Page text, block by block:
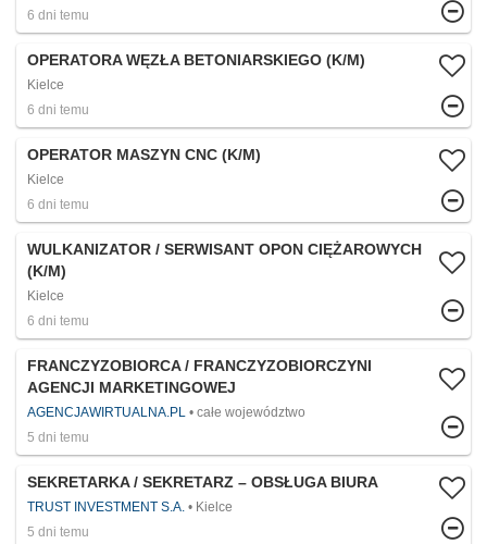
6 dni temu
OPERATORA WĘZŁA BETONIARSKIEGO (K/M)
Kielce
6 dni temu
OPERATOR MASZYN CNC (K/M)
Kielce
6 dni temu
WULKANIZATOR / SERWISANT OPON CIĘŻAROWYCH
(K/M)
Kielce
6 dni temu
FRANCZYZOBIORCA / FRANCZYZOBIORCZYNI
AGENCJI MARKETINGOWEJ
AGENCJAWIRTUALNA.PL
całe województwo
5 dni temu
SEKRETARKA / SEKRETARZ – OBSŁUGA BIURA
TRUST INVESTMENT S.A.
Kielce
5 dni temu